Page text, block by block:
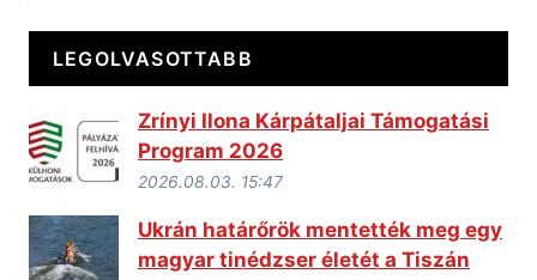
LEGOLVASOTTABB
Zrínyi Ilona Kárpátaljai Támogatási
Program 2026
2026.08.03. 15:47
Ukrán határőrök mentették meg egy
magyar tinédzser életét a Tiszán